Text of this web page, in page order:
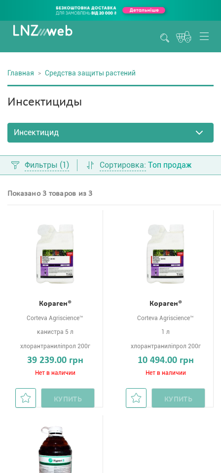
Главная Средства защиты растений
Инсектициды
Фильтры (1) Сортировка: Топ продаж
Показано 3 товаров из 3
Кораген®
Corteva Agriscience™
канистра 5 л
хлорантраниліпрол 200г
39 239.00 грн
Нет в наличии
КУПИТЬ
Кораген®
Corteva Agriscience™
1 л
хлорантраниліпрол 200г
10 494.00 грн
Нет в наличии
КУПИТЬ